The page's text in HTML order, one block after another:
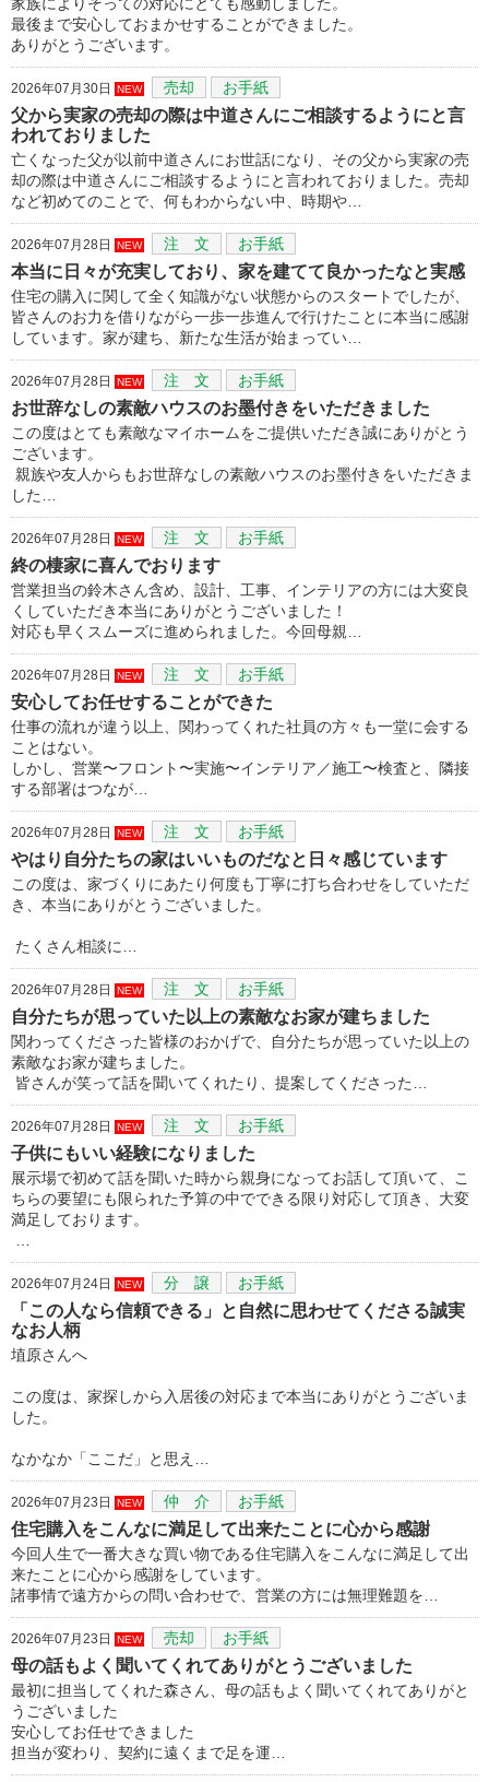
最後まで安心しておまかせすることができました。
ありがとうございます。
2026年07月30日 NEW 売却 お手紙
父から実家の売却の際は中道さんにご相談するようにと言
われておりました
亡くなった父が以前中道さんにお世話になり、その父から実家の売
却の際は中道さんにご相談するようにと言われておりました。売却
など初めてのことで、何もわからない中、時期や…
2026年07月28日 NEW 注 文 お手紙
本当に日々が充実しており、家を建てて良かったなと実感
住宅の購入に関して全く知識がない状態からのスタートでしたが、
皆さんのお力を借りながら一歩一歩進んで行けたことに本当に感謝
しています。家が建ち、新たな生活が始まってい…
2026年07月28日 NEW 注 文 お手紙
お世辞なしの素敵ハウスのお墨付きをいただきました
この度はとても素敵なマイホームをご提供いただき誠にありがとう
ございます。
親族や友人からもお世辞なしの素敵ハウスのお墨付きをいただきま
した…
2026年07月28日 NEW 注 文 お手紙
終の棲家に喜んでおります
営業担当の鈴木さん含め、設計、工事、インテリアの方には大変良
くしていただき本当にありがとうございました！
対応も早くスムーズに進められました。今回母親…
2026年07月28日 NEW 注 文 お手紙
安心してお任せすることができた
仕事の流れが違う以上、関わってくれた社員の方々も一堂に会する
ことはない。
しかし、営業〜フロント〜実施〜インテリア／施工〜検査と、隣接
する部署はつなが…
2026年07月28日 NEW 注 文 お手紙
やはり自分たちの家はいいものだなと日々感じています
この度は、家づくりにあたり何度も丁寧に打ち合わせをしていただ
き、本当にありがとうございました。
たくさん相談に…
2026年07月28日 NEW 注 文 お手紙
自分たちが思っていた以上の素敵なお家が建ちました
関わってくださった皆様のおかげで、自分たちが思っていた以上の
素敵なお家が建ちました。
皆さんが笑って話を聞いてくれたり、提案してくださった…
2026年07月28日 NEW 注 文 お手紙
子供にもいい経験になりました
展示場で初めて話を聞いた時から親身になってお話して頂いて、こ
ちらの要望にも限られた予算の中でできる限り対応して頂き、大変
満足しております。
2026年07月24日 NEW 分 譲 お手紙
「この人なら信頼できる」と自然に思わせてくださる誠実
なお人柄
埴原さんへ
この度は、家探しから入居後の対応まで本当にありがとうございま
した。
なかなか「ここだ」と思え…
2026年07月23日 NEW 仲 介 お手紙
住宅購入をこんなに満足して出来たことに心から感謝
今回人生で一番大きな買い物である住宅購入をこんなに満足して出
来たことに心から感謝をしています。
諸事情で遠方からの問い合わせで、営業の方には無理難題を…
2026年07月23日 NEW 売却 お手紙
母の話もよく聞いてくれてありがとうございました
最初に担当してくれた森さん、母の話もよく聞いてくれてありがと
うございました
安心してお任せできました
担当が変わり、契約に遠くまで足を運…